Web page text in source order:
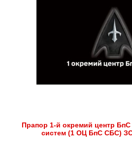
Прапор 1-й окремий центр БпС
систем (1 ОЦ БпС СБС)